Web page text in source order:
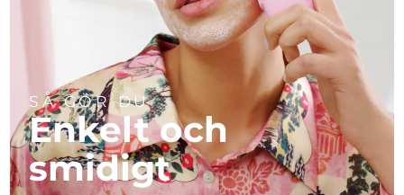
SÅ GÖR DU
Enkelt och
smidigt